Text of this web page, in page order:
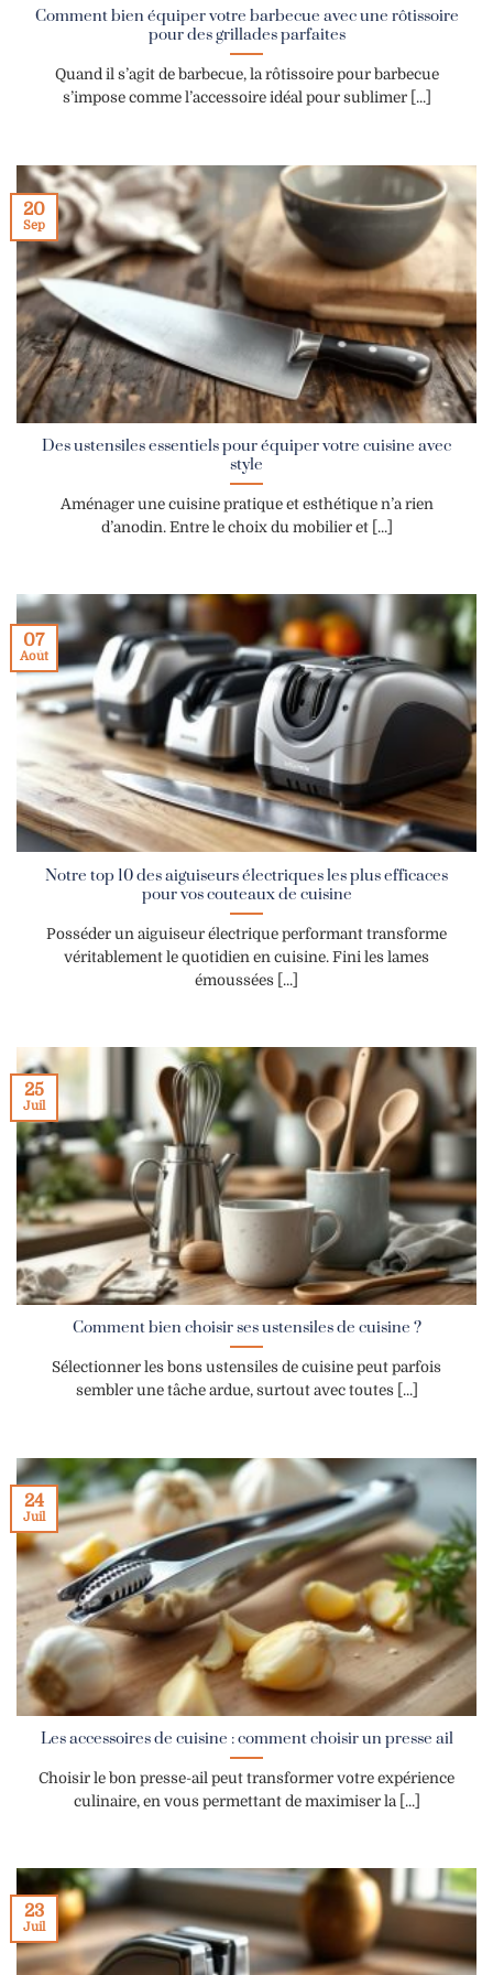
Comment bien équiper votre barbecue avec une rôtissoire
pour des grillades parfaites
Quand il s’agit de barbecue, la rôtissoire pour barbecue
s’impose comme l’accessoire idéal pour sublimer [...]
Des ustensiles essentiels pour équiper votre cuisine avec
style
Aménager une cuisine pratique et esthétique n’a rien
d’anodin. Entre le choix du mobilier et [...]
20
Sep
Notre top 10 des aiguiseurs électriques les plus efficaces
pour vos couteaux de cuisine
Posséder un aiguiseur électrique performant transforme
véritablement le quotidien en cuisine. Fini les lames
émoussées [...]
07
Août
Comment bien choisir ses ustensiles de cuisine ?
Sélectionner les bons ustensiles de cuisine peut parfois
sembler une tâche ardue, surtout avec toutes [...]
25
Juil
Les accessoires de cuisine : comment choisir un presse ail
Choisir le bon presse-ail peut transformer votre expérience
culinaire, en vous permettant de maximiser la [...]
24
Juil
23
Juil